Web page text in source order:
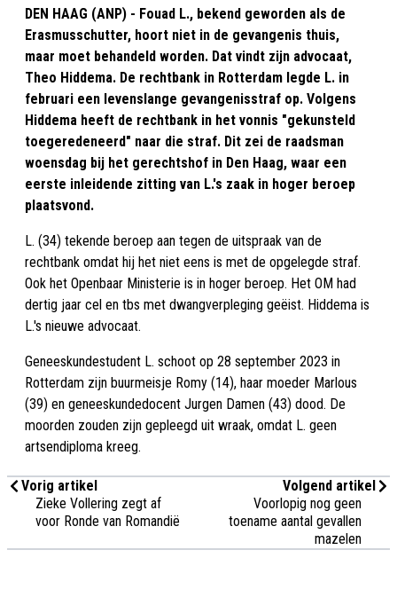
DEN HAAG (ANP) - Fouad L., bekend geworden als de
Erasmusschutter, hoort niet in de gevangenis thuis,
maar moet behandeld worden. Dat vindt zijn advocaat,
Theo Hiddema. De rechtbank in Rotterdam legde L. in
februari een levenslange gevangenisstraf op. Volgens
Hiddema heeft de rechtbank in het vonnis "gekunsteld
toegeredeneerd" naar die straf. Dit zei de raadsman
woensdag bij het gerechtshof in Den Haag, waar een
eerste inleidende zitting van L.'s zaak in hoger beroep
plaatsvond.
L. (34) tekende beroep aan tegen de uitspraak van de
rechtbank omdat hij het niet eens is met de opgelegde straf.
Ook het Openbaar Ministerie is in hoger beroep. Het OM had
dertig jaar cel en tbs met dwangverpleging geëist. Hiddema is
L.'s nieuwe advocaat.
Geneeskundestudent L. schoot op 28 september 2023 in
Rotterdam zijn buurmeisje Romy (14), haar moeder Marlous
(39) en geneeskundedocent Jurgen Damen (43) dood. De
moorden zouden zijn gepleegd uit wraak, omdat L. geen
artsendiploma kreeg.
Vorig artikel
Zieke Vollering zegt af
voor Ronde van Romandië
Volgend artikel
Voorlopig nog geen
toename aantal gevallen
mazelen